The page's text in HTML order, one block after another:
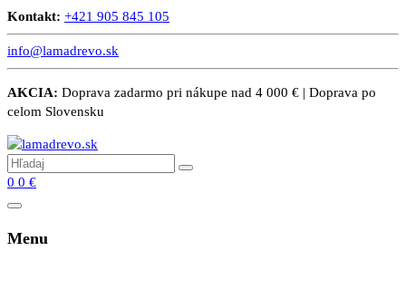
Kontakt: +421 905 845 105
info@lamadrevo.sk
AKCIA: Doprava zadarmo pri nákupe nad 4 000 € | Doprava po
celom Slovensku
0 0 €
Menu